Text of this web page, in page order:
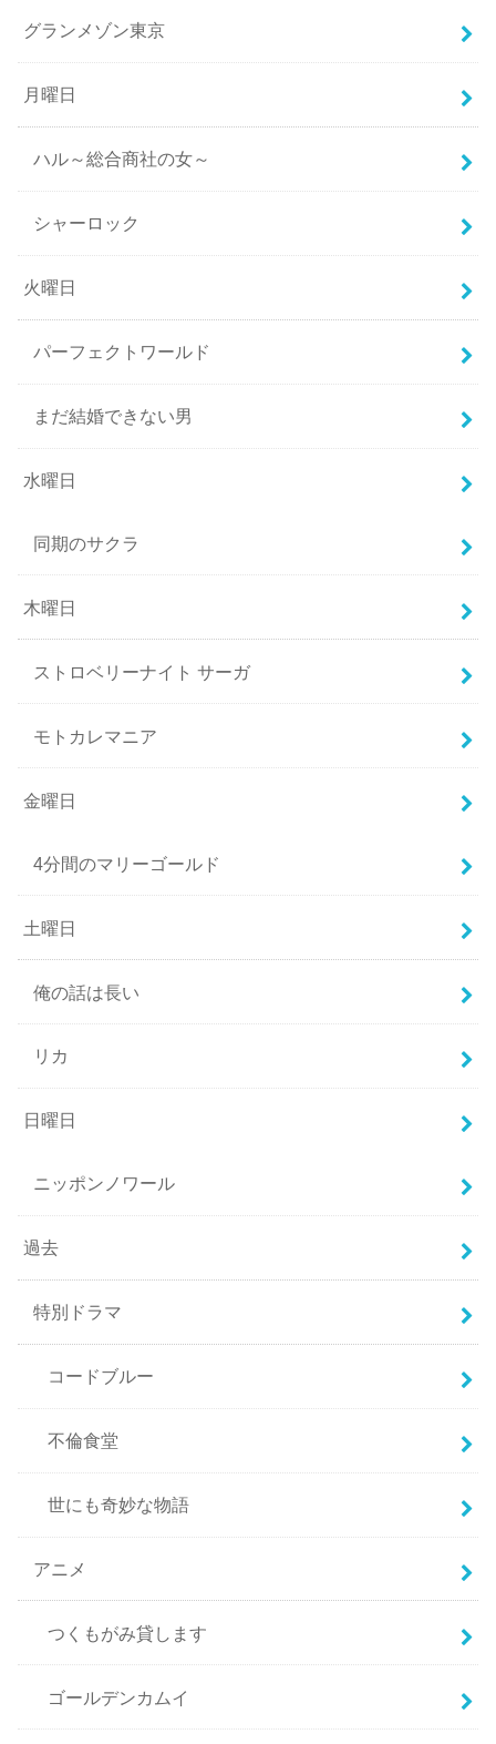
グランメゾン東京
月曜日
ハル～総合商社の女～
シャーロック
火曜日
パーフェクトワールド
まだ結婚できない男
水曜日
同期のサクラ
木曜日
ストロベリーナイト サーガ
モトカレマニア
金曜日
4分間のマリーゴールド
土曜日
俺の話は長い
リカ
日曜日
ニッポンノワール
過去
特別ドラマ
コードブルー
不倫食堂
世にも奇妙な物語
アニメ
つくもがみ貸します
ゴールデンカムイ